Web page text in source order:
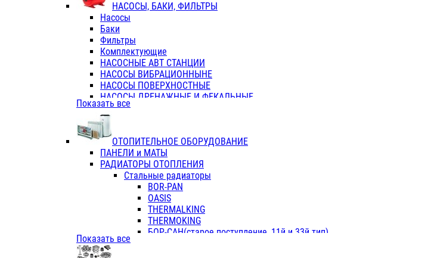
ТРОЙНИКИ ПЕРЕХОДНЫЕ / СОЕДИНИТЕЛЬНЫЕ
ТРОЙНИКИ С ВНУТРЕННЕЙ РЕЗЬБОЙ
КОЛЬЦА РЕЗИНОВЫЕ
ТРУБЫ НАПОРНЫЕ
ТРУБЫ ГОФРИРОВАННЫЕ ДВУХСЛ.
ТРУБЫ ПОЛИЭТИЛЕНОВЫЕ
НАСОСЫ, БАКИ, ФИЛЬТРЫ
Насосы
Баки
Фильтры
Комплектующие
НАСОСНЫЕ АВТ СТАНЦИИ
НАСОСЫ ВИБРАЦИОННЫНЕ
НАСОСЫ ПОВЕРХНОСТНЫЕ
НАСОСЫ ДРЕНАЖНЫЕ И ФЕКАЛЬНЫЕ
НАСОСЫ ПОВЫСИТ и ЦИРКУЛЯЦИОННЫЕ
НАСОСЫ СКВАЖИННЫЕ
Показать все
ОТОПИТЕЛЬНОЕ ОБОРУДОВАНИЕ
ПАНЕЛИ и МАТЫ
РАДИАТОРЫ ОТОПЛЕНИЯ
Стальные радиаторы
BOR-PAN
OASIS
THERMALKING
THERMOKING
БОР-САН(старое поступление, 11й и 33й тип)
Показать все